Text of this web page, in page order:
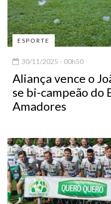
ESPORTE
30/11/2025 - 00h50
Aliança vence o
se bi-campeão do
Amadores